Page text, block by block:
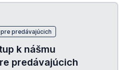
predávajúcich
k nášmu
predávajúcich